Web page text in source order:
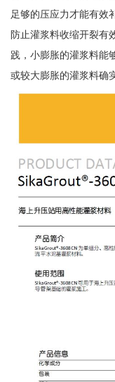
足够的压应力才能有效
防止灌浆料收缩开裂有
践，小膨胀的灌浆料能
或较大膨胀的灌浆料确